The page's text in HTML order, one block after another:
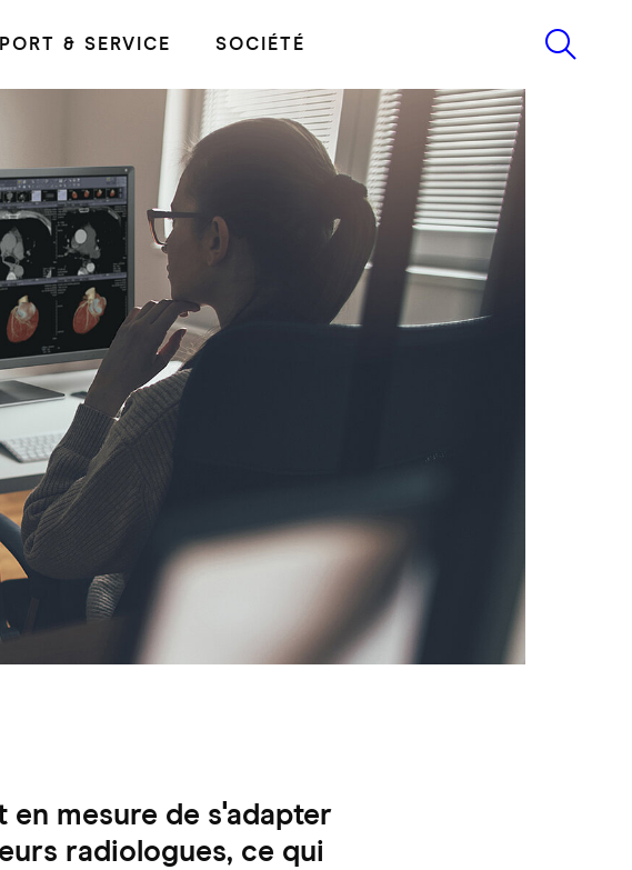
& SERVICE SOCIÉTÉ
en mesure de s'adapter
radiologues, ce qui